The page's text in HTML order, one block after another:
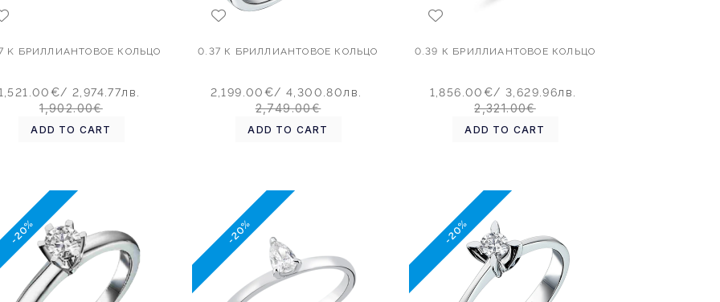
0.37 K БРИЛЛИАНТОВОЕ КОЛЬЦО
/ 2,974.77лв.
1,902.00€
ADD TO CART
0.37 К БРИЛЛИАНТОВОЕ КОЛЬЦО
2,199.00€/ 4,300.80лв.
2,749.00€
ADD TO CART
0.39 К БРИЛЛИАНТОВОЕ КОЛЬЦО
1,856.00€/ 3,629.96лв.
2,321.00€
ADD TO CART
-20% -20% -20%